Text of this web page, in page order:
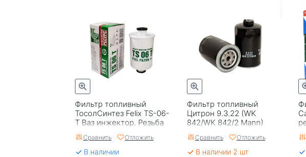
Фильтр топливный
ТосолСинтез Felix TS-06-
T Ваз инжектор. Резьба
Сравнить Отложить
В наличии
Фильтр топливный
Цитрон 9.3.22 (WK
842/WK 842/2 Mann)
Сравнить Отложить
В наличии 2 шт